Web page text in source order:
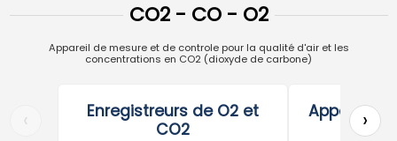
CO2 - CO - O2
Appareil de mesure et de controle pour la qualité d'air et les
concentrations en CO2 (dioxyde de carbone)
‹
Enregistreurs de O2 et
CO2
Appareils
›